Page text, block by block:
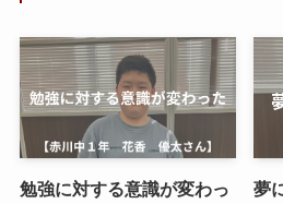
勉強に対する意識が変わっ
夢